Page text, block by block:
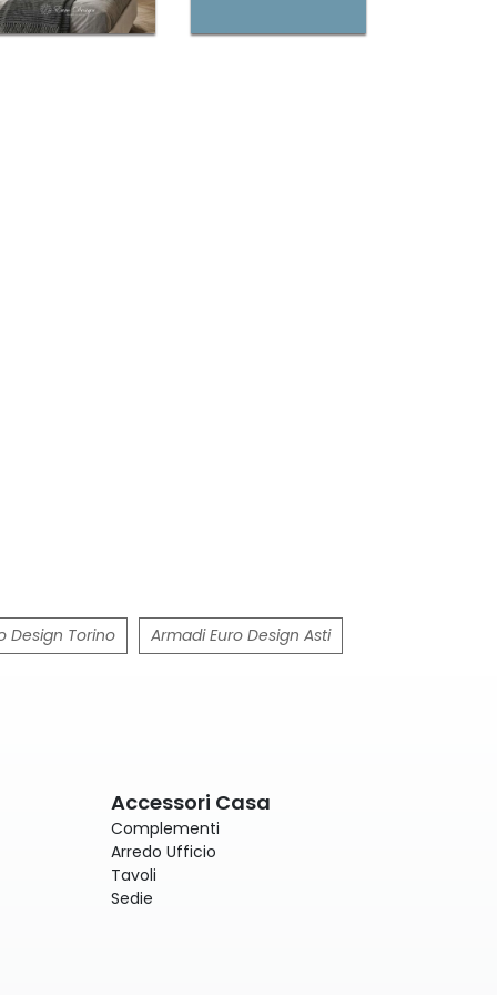
Design Torino Armadi Euro Design Asti
Accessori Casa
Complementi
Arredo Ufficio
Tavoli
Sedie